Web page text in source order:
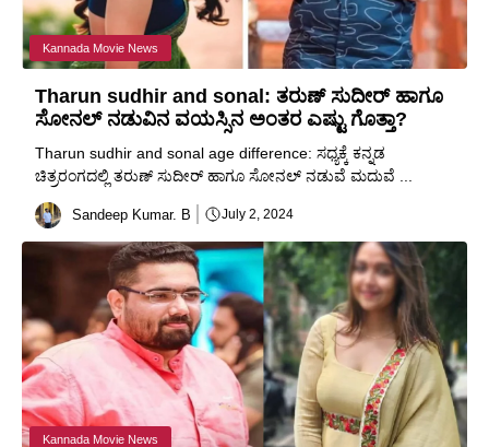
Kannada Movie News
Tharun sudhir and sonal: ತರುಣ್ ಸುದೀರ್ ಹಾಗೂ
ಸೋನಲ್ ನಡುವಿನ ವಯಸ್ಸಿನ ಅಂತರ ಎಷ್ಟು ಗೊತ್ತಾ?
Tharun sudhir and sonal age difference: ಸಧ್ಯಕ್ಕೆ ಕನ್ನಡ
ಚಿತ್ರರಂಗದಲ್ಲಿ ತರುಣ್ ಸುದೀರ್ ಹಾಗೂ ಸೋನಲ್ ನಡುವೆ ಮದುವೆ ...
Sandeep Kumar. B July 2, 2024
Kannada Movie News